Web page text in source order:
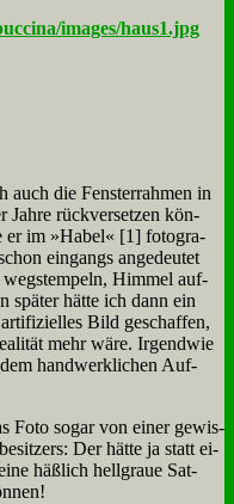
auch die Fen­ster­rah­men in
Jah­re rück­ver­set­zen kön­
er im »Ha­bel« [1] fo­to­gra­
ein­gangs an­ge­deu­tet
wegs­tem­peln, Him­mel auf­
spä­ter hät­te ich dann ein
Bild ge­schaf­fen,
mehr wä­re. Ir­gend­wie
hand­werk­li­chen Auf­
Fo­to so­gar von ei­ner ge­wis­
Der hät­te ja statt ei­
häß­lich hell­graue Sat-